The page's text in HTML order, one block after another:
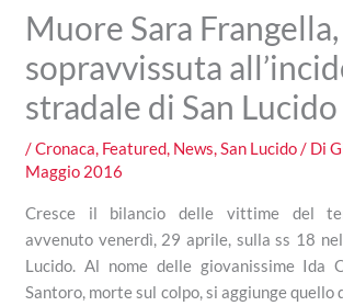
Muore Sara
sopravvissuta
stradale di San Lucido
/Cronaca, Featured, News,San Lucido/ Di
Maggio 2016
Cresce il bilancio delle vittime del
avvenuto venerdì, 29 aprile, sulla ss 18
Lucido. Al nome delle giovanissime Ida
Santoro, morte sul colpo, si aggiunge quello